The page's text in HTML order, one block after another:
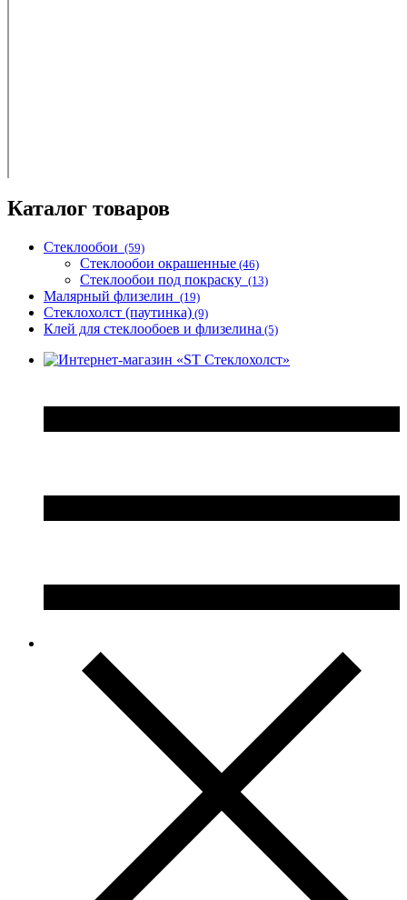
Каталог товаров
Стеклообои (59)
Стеклообои окрашенные (46)
Стеклообои под покраску (13)
Малярный флизелин (19)
Стеклохолст (паутинка) (9)
Клей для стеклообоев и флизелина (5)